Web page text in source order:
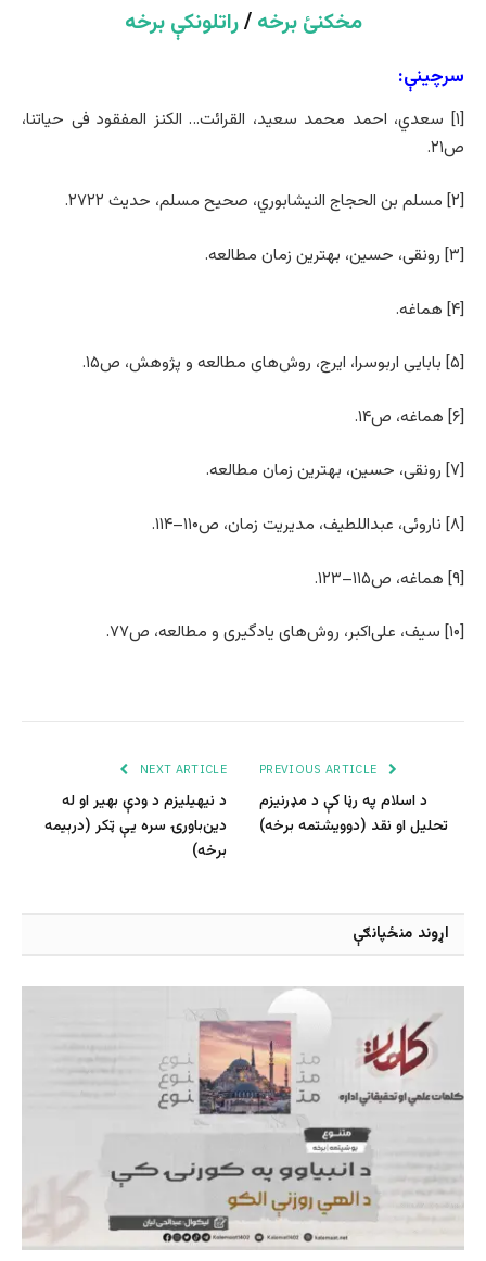
مخکنئ برخه/راتلونکې برخه
سرچینې:
[۱] سعدي، احمد محمد سعید، القرائت… الکنز المفقود فی حیاتنا،
ص۲۱.
[۲] مسلم بن الحجاج النیشابوري، صحیح مسلم، حدیث ۲۷۲۲.
[۳] رونقی، حسین، بهترین زمان مطالعه.
[۴] هماغه.
[۵] بابایی اربوسرا، ایرج، روش‌های مطالعه و پژوهش، ص۱۵.
[۶] هماغه، ص۱۴.
[۷] رونقی، حسین، بهترین زمان مطالعه.
[۸] ناروئی، عبداللطیف، مدیریت زمان، ص۱۱۰–۱۱۴.
[۹] هماغه، ص۱۱۵–۱۲۳.
[۱۰] سیف، علی‌اکبر، روش‌های یادگیری و مطالعه، ص۷۷.
د اسلام په رڼا کې د مډرنیزم
تحلیل او نقد (دوویشتمه برخه)
NEXT ARTICLE
د نيهيليزم د ودې بهير او له
دين‌باورۍ سره یې ټکر (درېیمه
برخه)
اړوند منځپانګې